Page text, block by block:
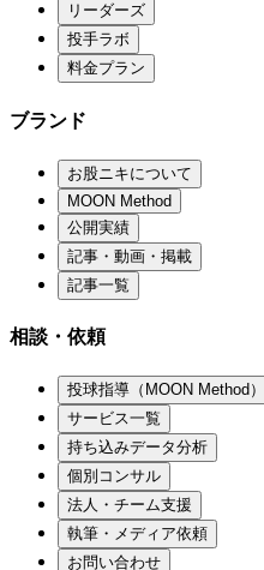
リーダーズ
投手ラボ
料金プラン
ブランド
お股ニキについて
MOON Method
公開実績
記事・動画・掲載
記事一覧
相談・依頼
投球指導（MOON Method）
サービス一覧
持ち込みデータ分析
個別コンサル
法人・チーム支援
執筆・メディア依頼
お問い合わせ